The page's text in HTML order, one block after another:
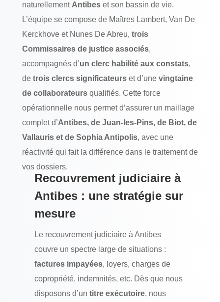
naturellement Antibeset son bassin de vie.
L’équipe se compose de Maîtres Lambert, Van De
Kerckhove et Nunes De Abreu, trois
Commissaires de justice associés,
accompagnés d’un clerc habilité aux constats,
de trois clercs significateurset d’une vingtaine
de collaborateursqualifiés. Cette force
opérationnelle nous permet d’assurer un maillage
complet d’Antibes, de Juan-les-Pins, de Biot, de
Vallauris et de Sophia Antipolis, avec une
réactivité qui fait la différence dans le traitement de
vos dossiers.
Recouvrement judiciaire à
Antibes : une stratégie sur
mesure
Le recouvrement judiciaire à Antibes
couvre un spectre large de situations :
factures impayées, loyers, charges de
copropriété, indemnités, etc. Dès que nous
disposons d’un titre exécutoire, nous